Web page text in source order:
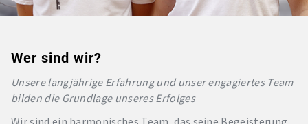
Wer sind wir?
Unsere langjährige Erfahrung und unser engagiertes Team
bilden die Grundlage unseres Erfolges
Wir sind ein harmonisches Team, das seine Begeisterung